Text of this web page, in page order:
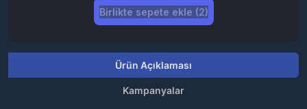
Birlikte sepete ekle (2)
Ürün Açıklaması
Kampanyalar